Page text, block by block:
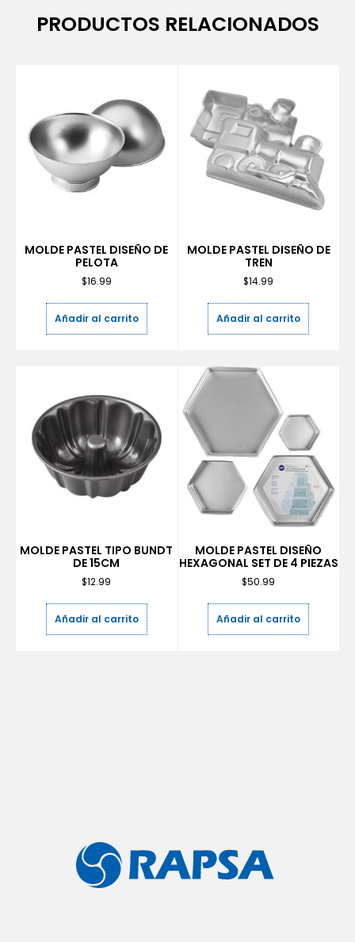
PRODUCTOS RELACIONADOS
MOLDE PASTEL DISEÑO DE
PELOTA
$16.99
Añadir al carrito
MOLDE PASTEL DISEÑO DE
TREN
$14.99
Añadir al carrito
MOLDE PASTEL TIPO BUNDT
DE 15CM
$12.99
Añadir al carrito
MOLDE PASTEL DISEÑO
HEXAGONAL SET DE 4 PIEZAS
$50.99
Añadir al carrito